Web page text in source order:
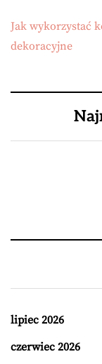
Jak wykorzystać
dekoracyjne
lipiec 2026
czerwiec 2026